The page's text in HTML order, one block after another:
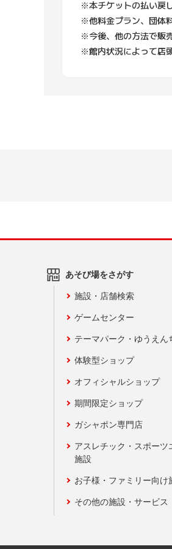
※本チケットの払い戻
※他料金プラン、団体
※今後、他の方法で販
※館内状況によって店
あそび場をさがす
施設・店舗検索
ゲームセンター
テーマパーク・ゆうえん
体験型ショップ
オフィシャルショップ
期間限定ショップ
ガシャポン専門店
アスレチック・スポーツ
施設
お子様・ファミリー向け
その他の施設・サービス